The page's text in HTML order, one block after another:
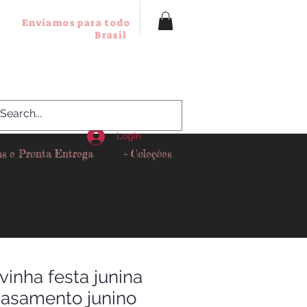
Enviamos para todo
Brasil
e Pronta Entrega + Coleções
Login
festa junina
junino